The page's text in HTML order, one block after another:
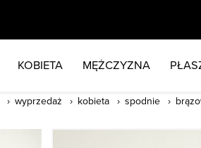
KOBIETA MĘŻCZYZNA
wyprzedaż kobieta spodnie